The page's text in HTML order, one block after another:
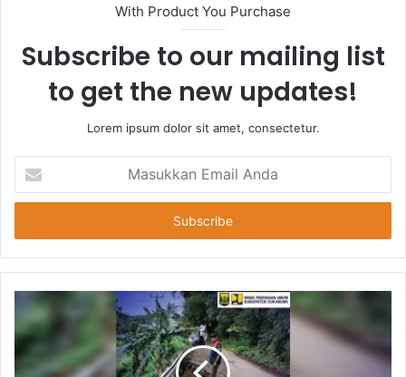
With Product You Purchase
Subscribe to our mailing list
to get the new updates!
Lorem ipsum dolor sit amet, consectetur.
Email
Anda